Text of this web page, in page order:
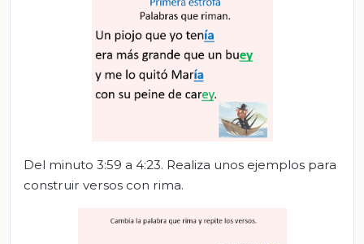
Del minuto 3:59 a 4:23. Realiza unos ejemplos para
construir versos con rima.